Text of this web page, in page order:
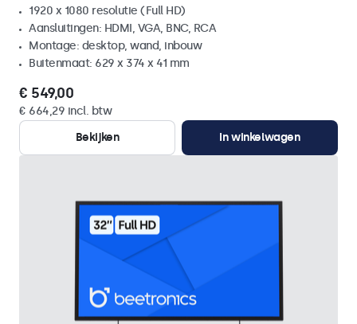
1920 x 1080 resolutie (Full HD)
Aansluitingen: HDMI, VGA, BNC, RCA
Montage: desktop, wand, inbouw
Buitenmaat: 629 x 374 x 41 mm
€ 549,00
€ 664,29 incl. btw
Bekijken
In winkelwagen